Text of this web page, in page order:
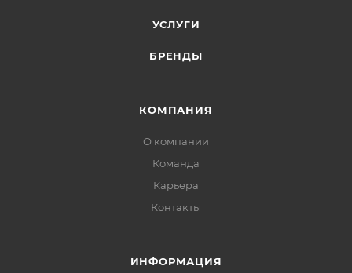
УСЛУГИ
БРЕНДЫ
КОМПАНИЯ
О компании
Команда
Карьера
Контакты
ИНФОРМАЦИЯ